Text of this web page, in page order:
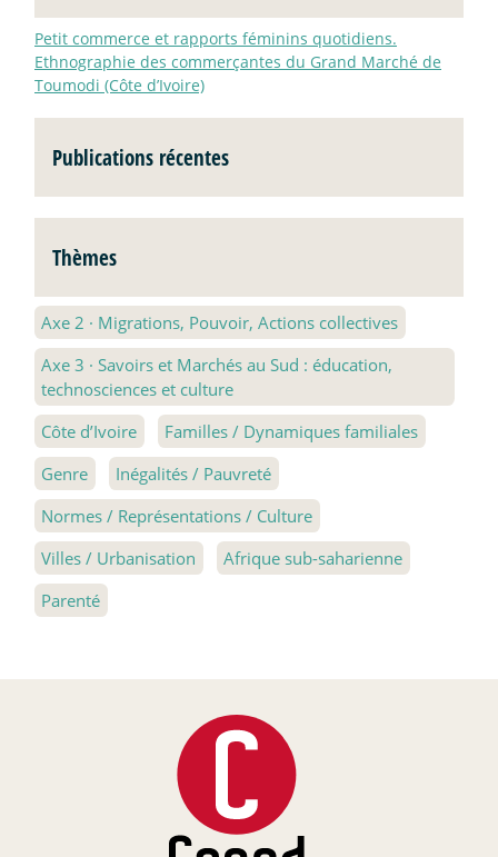
Petit commerce et rapports féminins quotidiens.
Ethnographie des commerçantes du Grand Marché de
Toumodi (Côte d’Ivoire)
Publications récentes
Thèmes
Axe 2 · Migrations, Pouvoir, Actions collectives
Axe 3 · Savoirs et Marchés au Sud : éducation,
technosciences et culture
Côte d’Ivoire
Familles / Dynamiques familiales
Genre
Inégalités / Pauvreté
Normes / Représentations / Culture
Villes / Urbanisation
Afrique sub-saharienne
Parenté